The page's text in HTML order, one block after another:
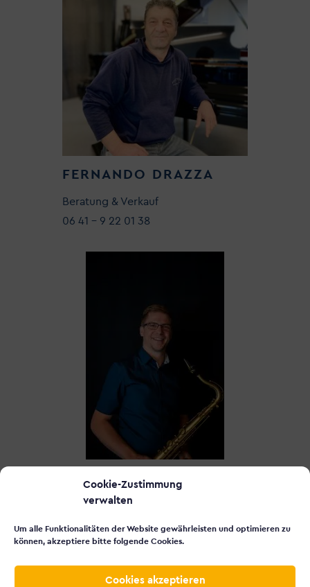
Cookie-Zustimmung
verwalten
Um alle Funktionalitäten der Website gewährleisten und optimieren zu
können, akzeptiere bitte folgende Cookies.
Cookies akzeptieren
FERNANDO DRAZZA
Beratung & Verkauf
06 41 - 9 22 01 38
SIMON BENDER
Beratung & Verkauf
06 41 - 9 22 01 0